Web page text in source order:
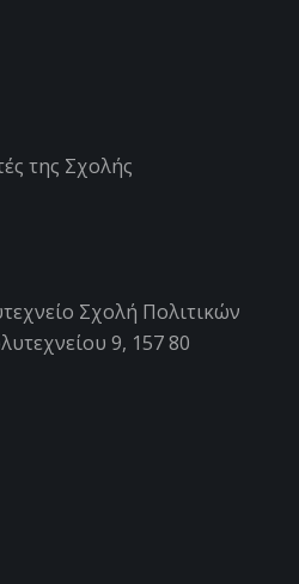
της Σχολής
Σχολή Πολιτικών
9, 157 80